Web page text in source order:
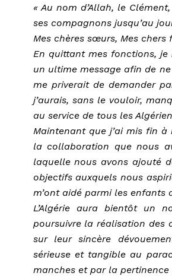
« Au nom d’Allah, le
ses compagnons jusqu’au
Mes chères sœurs, Mes chers
En quittant mes fonctions, je
un ultime message afin de
me priverait de demander
j’aurais, sans le vouloir,
au service de tous les
Maintenant que j’ai mis fin
la collaboration que nous
laquelle nous avons ajouté
objectifs auxquels nous
m’ont aidé parmi les enfants
L’Algérie aura bientôt un
poursuivre la réalisation des
sur leur sincère
sérieuse et tangible au
manches et par la